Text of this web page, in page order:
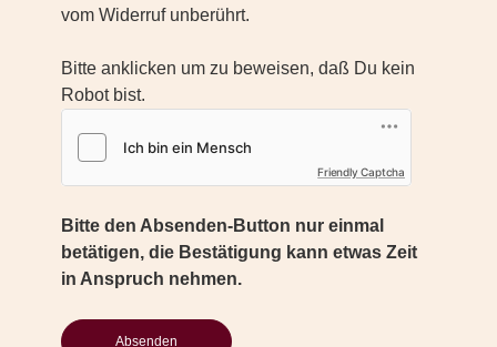
vom Widerruf unberührt.
Bitte anklicken um zu beweisen, daß Du kein
Robot bist.
Friendly Captcha
Bitte den Absenden-Button nur einmal
betätigen, die Bestätigung kann etwas Zeit
in Anspruch nehmen.